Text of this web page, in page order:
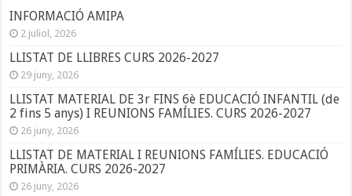
INFORMACIÓ AMIPA
2 juliol, 2026
LLISTAT DE LLIBRES CURS 2026-2027
29 juny, 2026
LLISTAT MATERIAL DE 3r FINS 6è EDUCACIÓ INFANTIL (de
2 fins 5 anys) I REUNIONS FAMÍLIES. CURS 2026-2027
26 juny, 2026
LLISTAT DE MATERIAL I REUNIONS FAMÍLIES. EDUCACIÓ
PRIMÀRIA. CURS 2026-2027
26 juny, 2026